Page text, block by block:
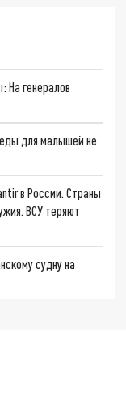
На генералов
для малышей не
в России. Страны
ВСУ теряют
судну на